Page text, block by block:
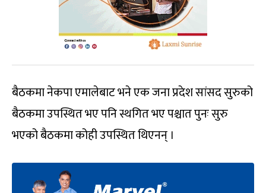
बैठकमा नेकपा एमालेबाट भने एक जना प्रदेश सांसद सुरुको
बैठकमा उपस्थित भए पनि स्थगित भए पश्चात पुनः सुरु
भएको बैठकमा कोही उपस्थित थिएनन् ।